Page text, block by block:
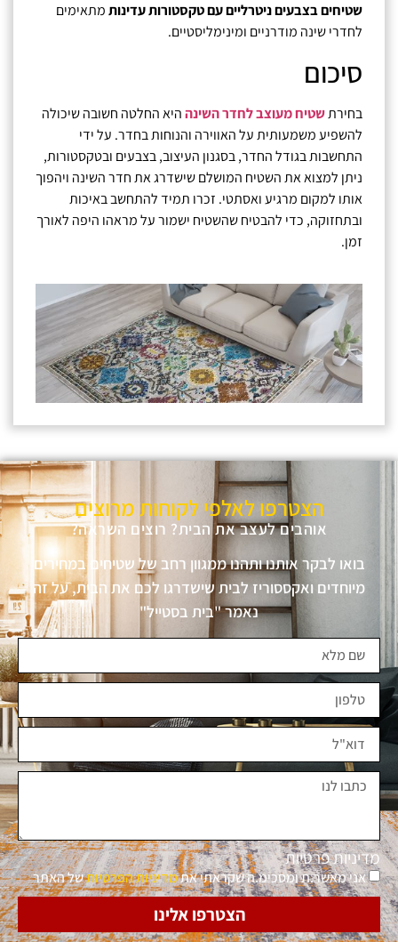
שטיחים בצבעים ניטרליים עם טקסטורות עדינותמתאימים
לחדרי שינה מודרניים ומינימליסטיים.
סיכום
בחירתשטיח מעוצב לחדר השינההיא החלטה חשובה שיכולה
להשפיע משמעותית על האווירה והנוחות בחדר. על ידי
התחשבות בגודל החדר, בסגנון העיצוב, בצבעים ובטקסטורות,
ניתן למצוא את השטיח המושלם שישדרג את חדר השינה ויהפוך
אותו למקום מרגיע ואסתטי. זכרו תמיד להתחשב באיכות
ובתחזוקה, כדי להבטיח שהשטיח ישמור על מראהו היפה לאורך
זמן.
הצטרפו לאלפי לקוחות מרוצים
אוהבים לעצב את הבית? רוצים השראה?
בואו לבקר אותנו ותהנו ממגוון רחב של שטיחים במחירים
מיוחדים ואקססוריז לבית שישדרגו לכם את הבית, על זה
נאמר "בית בסטייל"
מדיניות פרטיות
אני מאשר.ת ומסכימ.ה שקראתי אתמדיניות הפרטיותשל האתר
הצטרפו אלינו